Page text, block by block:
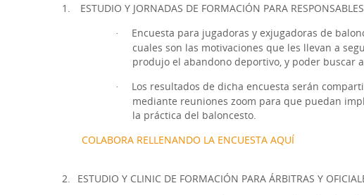
1.
ESTUDIO Y JORNADAS DE FORMACIÓN PARA
·
Encuesta para jugadoras y exjugadoras de
cuales son las motivaciones que les llevan a
produjo el abandono deportivo, y poder buscar
·
Los resultados de dicha encuesta serán
mediante reuniones zoom para que puedan
la práctica del baloncesto.
COLABORA RELLENANDO LA ENCUESTA AQUÍ
2. ESTUDIO Y CLINIC DE FORMACIÓN PARA ÁRBITRAS Y